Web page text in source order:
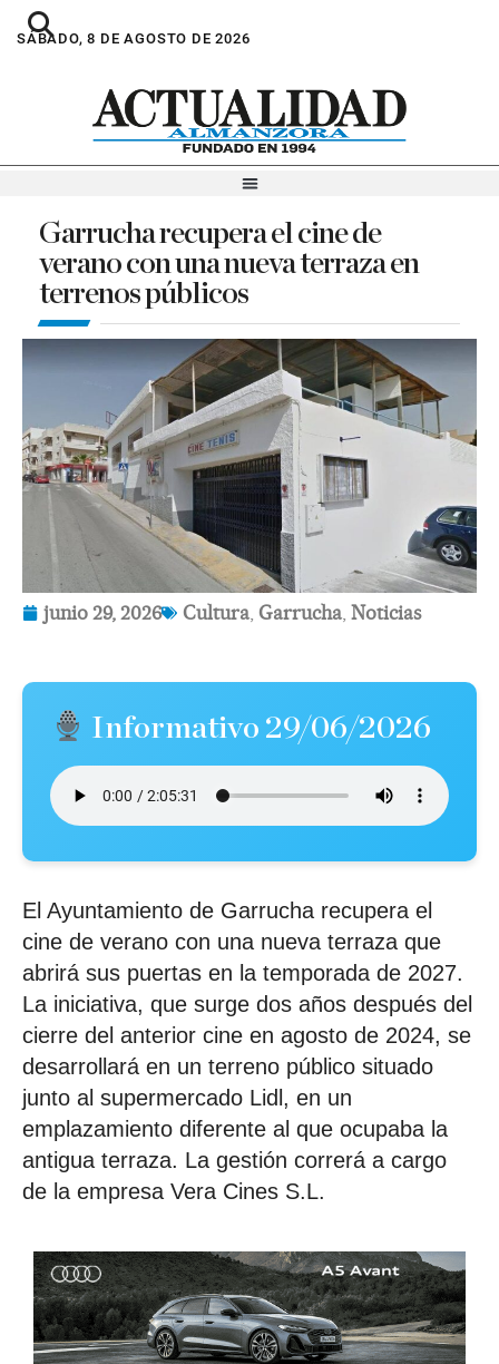
SÁBADO, 8 DE AGOSTO DE 2026
Garrucha recupera el cine de
verano con una nueva terraza en
terrenos públicos
junio 29, 2026 Cultura, Garrucha, Noticias
Informativo 29/06/2026
El Ayuntamiento de Garrucha recupera el
cine de verano con una nueva terraza que
abrirá sus puertas en la temporada de 2027.
La iniciativa, que surge dos años después del
cierre del anterior cine en agosto de 2024, se
desarrollará en un terreno público situado
junto al supermercado Lidl, en un
emplazamiento diferente al que ocupaba la
antigua terraza. La gestión correrá a cargo
de la empresa Vera Cines S.L.